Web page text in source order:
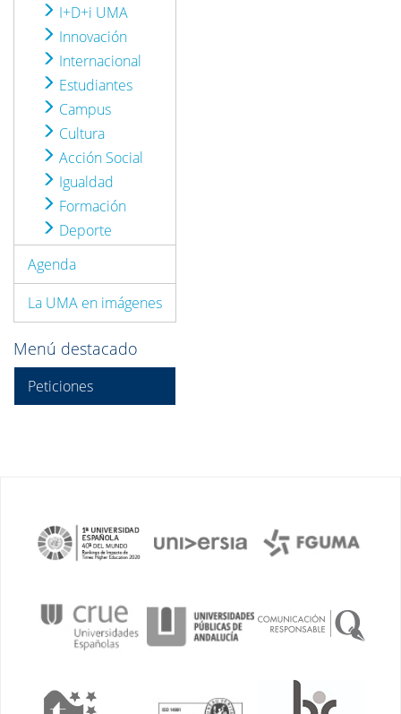
I+D+i UMA
Innovación
Internacional
Estudiantes
Campus
Cultura
Acción Social
Igualdad
Formación
Deporte
Agenda
La UMA en imágenes
Menú destacado
Peticiones